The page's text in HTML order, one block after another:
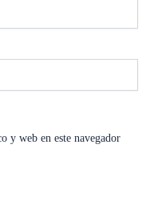
y web en este navegador